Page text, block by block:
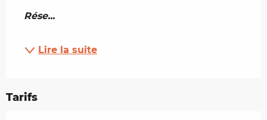
Rése...
Lire la suite
Tarifs